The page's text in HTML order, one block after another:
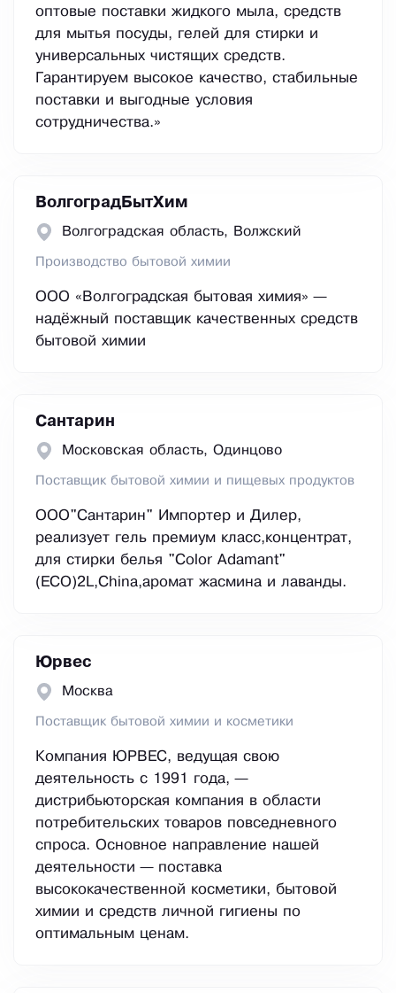
оптовые поставки жидкого мыла, средств
для мытья посуды, гелей для стирки и
универсальных чистящих средств.
Гарантируем высокое качество, стабильные
поставки и выгодные условия
сотрудничества.»
ВолгоградБытХим
Волгоградская область, Волжский
Производство бытовой химии
ООО «Волгоградская бытовая химия» —
надёжный поставщик качественных средств
бытовой химии
Сантарин
Московская область, Одинцово
Поставщик бытовой химии и пищевых продуктов
ООО"Сантарин" Импортер и Дилер,
реализует гель премиум класс,концентрат,
для стирки белья "Color Adamant"
(ECO)2L,China,аромат жасмина и лаванды.
Юрвес
Москва
Поставщик бытовой химии и косметики
Компания ЮРВЕС, ведущая свою
деятельность с 1991 года, —
дистрибьюторская компания в области
потребительских товаров повседневного
спроса. Основное направление нашей
деятельности — поставка
высококачественной косметики, бытовой
химии и средств личной гигиены по
оптимальным ценам.